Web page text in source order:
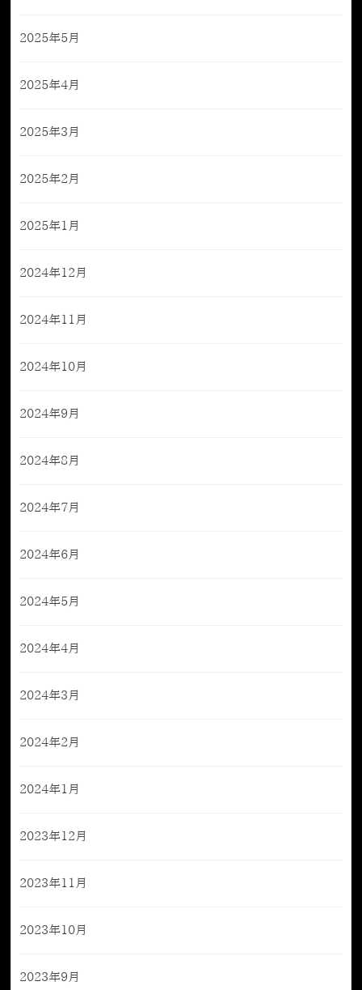
2025年5月
2025年4月
2025年3月
2025年2月
2025年1月
2024年12月
2024年11月
2024年10月
2024年9月
2024年8月
2024年7月
2024年6月
2024年5月
2024年4月
2024年3月
2024年2月
2024年1月
2023年12月
2023年11月
2023年10月
2023年9月